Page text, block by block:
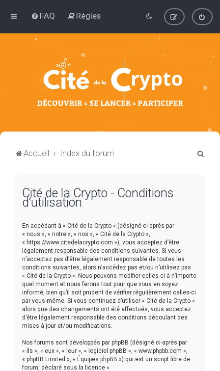
FAQ Règles
Accueil Index du forum
Cité de la Crypto - Conditions
d’utilisation
En accédant à « Cité de la Crypto » (désigné ci-après par
« nous », « notre », « nos », « Cité de la Crypto »,
« https://www.citedelacrypto.com »), vous acceptez d’être
légalement responsable des conditions suivantes. Si vous
n’acceptez pas d’être légalement responsable de toutes les
conditions suivantes, alors n’accédez pas et/ou n’utilisez pas
« Cité de la Crypto ». Nous pouvons modifier celles-ci à n’importe
quel moment et nous ferons tout pour que vous en soyez
informé, bien qu’il soit prudent de vérifier régulièrement celles-ci
par vous-même. Si vous continuez d’utiliser « Cité de la Crypto »
alors que des changements ont été effectués, vous acceptez
d’être légalement responsable des conditions découlant des
mises à jour et/ou modifications.
Nos forums sont développés par phpBB (désigné ci-après par
« ils », « eux », « leur », « logiciel phpBB », « www.phpbb.com »,
« phpBB Limited », « Équipes phpBB ») qui est un script libre de
forum, déclaré sous la licence «